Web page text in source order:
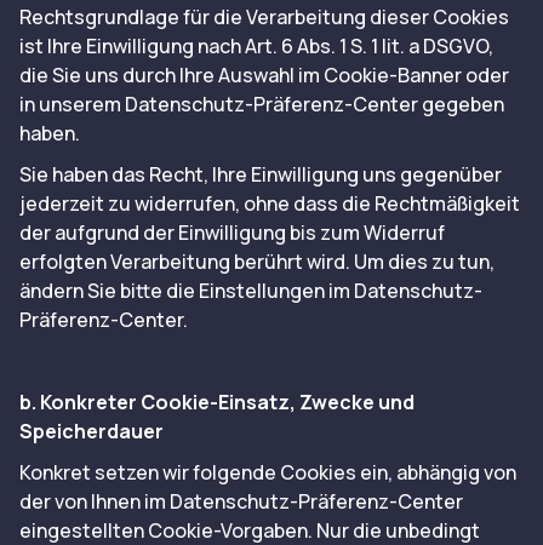
Rechtsgrundlage für die Verarbeitung dieser Cookies
ist Ihre Einwilligung nach Art. 6 Abs. 1 S. 1 lit. a DSGVO,
die Sie uns durch Ihre Auswahl im Cookie-Banner oder
in unserem Datenschutz-Präferenz-Center gegeben
haben.
Sie haben das Recht, Ihre Einwilligung uns gegenüber
jederzeit zu widerrufen, ohne dass die Rechtmäßigkeit
der aufgrund der Einwilligung bis zum Widerruf
erfolgten Verarbeitung berührt wird. Um dies zu tun,
ändern Sie bitte die Einstellungen im Datenschutz-
Präferenz-Center.
b. Konkreter Cookie-Einsatz, Zwecke und
Speicherdauer
Konkret setzen wir folgende Cookies ein, abhängig von
der von Ihnen im Datenschutz-Präferenz-Center
eingestellten Cookie-Vorgaben. Nur die unbedingt